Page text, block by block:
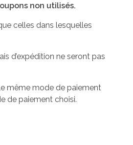
non utilisés.
celles dans lesquelles
d’expédition ne seront pas
même mode de paiement
de paiement choisi.